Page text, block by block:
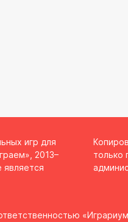
игр для
2013–
только